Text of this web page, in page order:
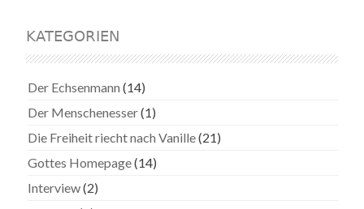
KATEGORIEN
Der Echsenmann (14)
Der Menschenesser(1)
Die Freiheit riecht nach Vanille(21)
Gottes Homepage(14)
Interview(2)